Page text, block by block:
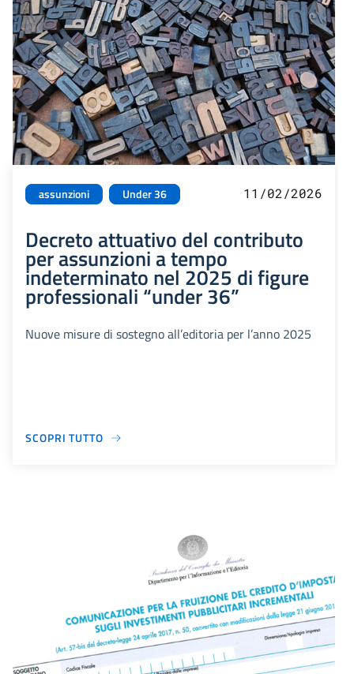
assunzioni Under 36 11/02/2026
Decreto attuativo del contributo
per assunzioni a tempo
indeterminato nel 2025 di figure
professionali “under 36”
Nuove misure di sostegno all’editoria per l’anno 2025
SCOPRI TUTTO